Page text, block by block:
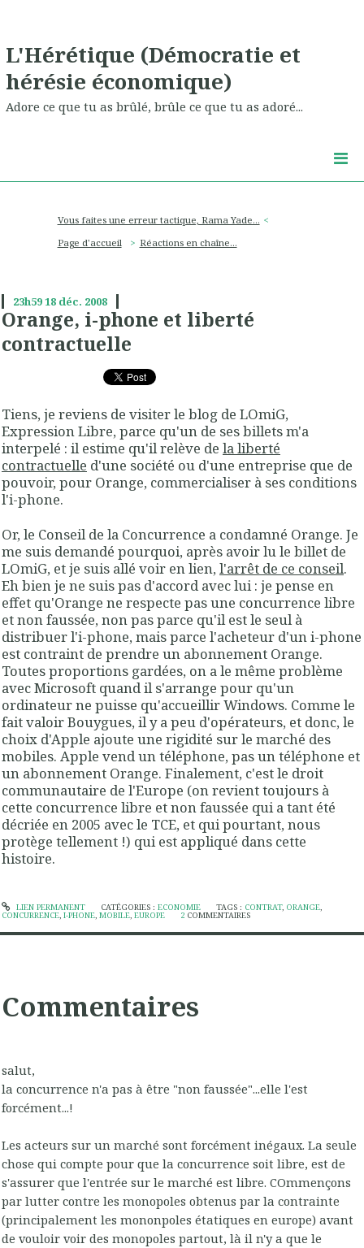
L'Hérétique (Démocratie et
hérésie économique)
Adore ce que tu as brûlé, brûle ce que tu as adoré...
Vous faites une erreur tactique, Rama Yade...
Page d'accueil
Réactions en chaîne...
23h5918 déc. 2008
Orange, i-phone et liberté
contractuelle
Tiens, je reviens de visiter le blog de LOmiG,
Expression Libre, parce qu'un de ses billets m'a
interpelé : il estime qu'il relève de la liberté
contractuelle d'une société ou d'une entreprise que de
pouvoir, pour Orange, commercialiser à ses conditions
l'i-phone.
Or, le Conseil de la Concurrence a condamné Orange. Je
me suis demandé pourquoi, après avoir lu le billet de
LOmiG, et je suis allé voir en lien,l'arrêt de ce conseil.
Eh bien je ne suis pas d'accord avec lui : je pense en
effet qu'Orange ne respecte pas une concurrence libre
et non faussée, non pas parce qu'il est le seul à
distribuer l'i-phone, mais parce l'acheteur d'un i-phone
est contraint de prendre un abonnement Orange.
Toutes proportions gardées, on a le même problème
avec Microsoft quand il s'arrange pour qu'un
ordinateur ne puisse qu'accueillir Windows. Comme le
fait valoir Bouygues, il y a peu d'opérateurs, et donc, le
choix d'Apple ajoute une rigidité sur le marché des
mobiles. Apple vend un téléphone, pas un téléphone et
un abonnement Orange. Finalement, c'est le droit
communautaire de l'Europe (on revient toujours à
cette concurrence libre et non faussée qui a tant été
décriée en 2005 avec le TCE, et qui pourtant, nous
protège tellement !) qui est appliqué dans cette
histoire.
LIEN PERMANENT CATÉGORIES : ECONOMIE TAGS : CONTRAT, ORANGE,
CONCURRENCE, I-PHONE, MOBILE, EUROPE 2 COMMENTAIRES
Commentaires
salut,
la concurrence n'a pas à être "non faussée"...elle l'est
forcément...!
Les acteurs sur un marché sont forcément inégaux. La seule
chose qui compte pour que la concurrence soit libre, est de
s'assurer que l'entrée sur le marché est libre. COmmençons
par lutter contre les monopoles obtenus par la contrainte
(principalement les mononpoles étatiques en europe) avant
de vouloir voir des monopoles partout, là il n'y a que le